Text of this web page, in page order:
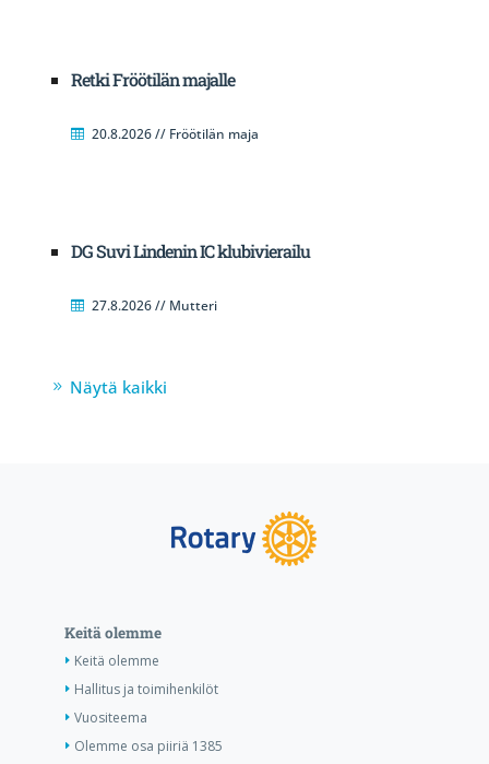
Retki Fröötilän majalle
20.8.2026 // Fröötilän maja
DG Suvi Lindenin IC klubivierailu
27.8.2026 // Mutteri
Näytä kaikki
Keitä olemme
Keitä olemme
Hallitus ja toimihenkilöt
Vuositeema
Olemme osa piiriä 1385